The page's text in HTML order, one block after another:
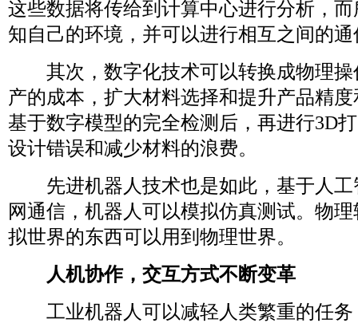
这些数据将传给到计算中心进行分析，
知自己的环境，并可以进行相互之间
其次，数字化技术可以转换成物理操
产的成本，扩大材料选择和提升产品精
基于数字模型的完全检测后，再进行3D
设计错误和减少材料的浪费。
先进机器人技术也是如此，基于人工
网通信，机器人可以模拟仿真测试。物
拟世界的东西可以用到物理世界。
人机协作，交互方式不断变革
工业机器人可以减轻人类繁重的任务